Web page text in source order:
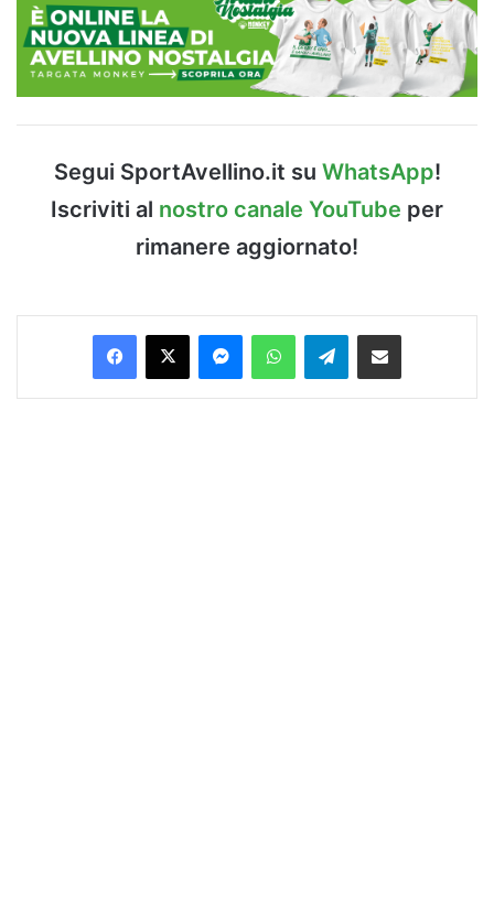
Segui SportAvellino.it su WhatsApp!
Iscriviti al nostro canale YouTube per
rimanere aggiornato!
Facebook
X MessengerWhatsAppTelegramCondividi via Email